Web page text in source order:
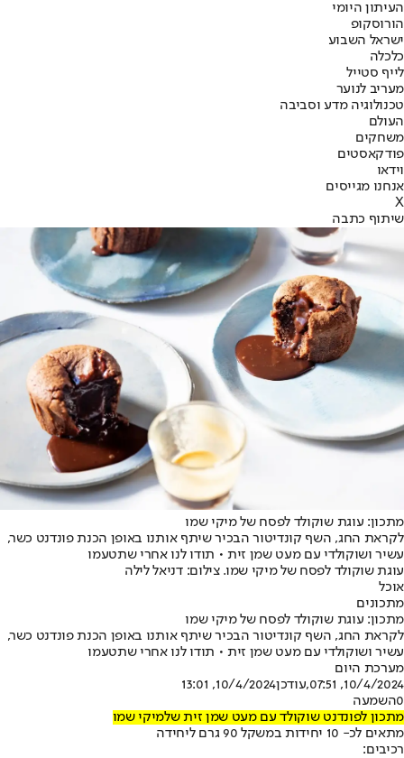
העיתון היומי
הורוסקופ
ישראל השבוע
כלכלה
לייף סטייל
מעריב לנוער
טכנולוגיה מדע וסביבה
העולם
משחקים
פודקאסטים
וידאו
אנחנו מגייסים
X
שיתוף כתבה
מתכון: עוגת שוקולד לפסח של מיקי שמו
לקראת החג, השף קונדיטור הבכיר שיתף אותנו באופן הכנת פונדנט כשר,
עשיר ושוקולדי עם מעט שמן זית • תודו לנו אחרי שתטעמו
עוגת שוקולד לפסח של מיקי שמו. צילום: דניאל לילה
אוכל
מתכונים
מתכון: עוגת שוקולד לפסח של מיקי שמו
לקראת החג, השף קונדיטור הבכיר שיתף אותנו באופן הכנת פונדנט כשר,
עשיר ושוקולדי עם מעט שמן זית • תודו לנו אחרי שתטעמו
מערכת היום
10/4/2024, 07:51
,עודכן10/4/2024, 13:01
0השמעה
מתכון לפונדנט שוקולד עם מעט שמן זית שלמיקי שמו
מתאים לכ- 10 יחידות במשקל 90 גרם ליחידה
רכיבים: